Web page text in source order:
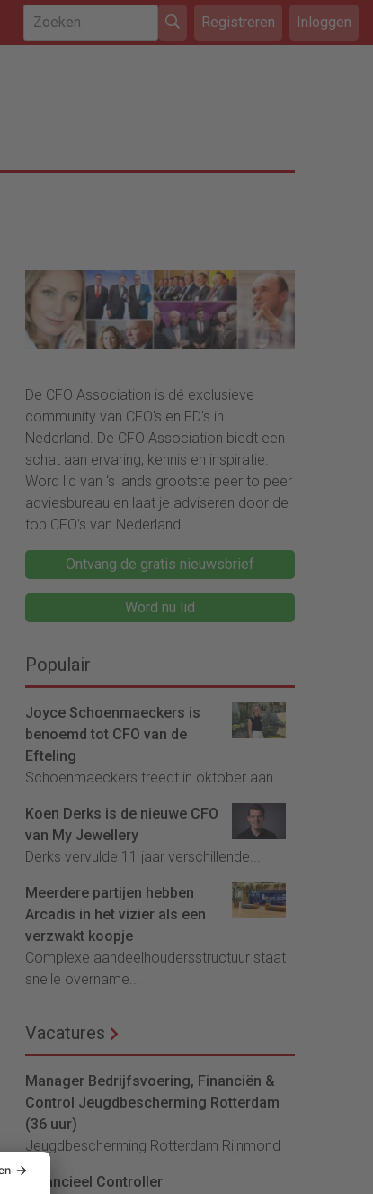
Registreren Inloggen
De CFO Association is dé exclusieve
community van CFO's en FD's in
Nederland. De CFO Association biedt een
schat aan ervaring, kennis en inspiratie.
Word lid van ‘s lands grootste peer to peer
adviesbureau en laat je adviseren door de
top CFO's van Nederland.
Ontvang de gratis nieuwsbrief
Word nu lid
Populair
Joyce Schoenmaeckers is
benoemd tot CFO van de
Efteling
Schoenmaeckers treedt in oktober aan....
Koen Derks is de nieuwe CFO
van My Jewellery
Derks vervulde 11 jaar verschillende...
Meerdere partijen hebben
Arcadis in het vizier als een
verzwakt koopje
Complexe aandeelhoudersstructuur staat
snelle overname...
Vacatures
Manager Bedrijfsvoering, Financiën &
Control Jeugdbescherming Rotterdam
(36 uur)
Jeugdbescherming Rotterdam Rijnmond
Financieel Controller